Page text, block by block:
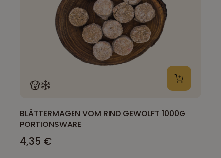
BLÄTTERMAGEN VOM RIND GEWOLFT 1000G
PORTIONSWARE
4,35 €